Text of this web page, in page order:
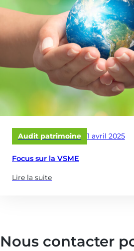
Audit patrimoine
Publié
le
1 avril 2025
Focus sur la VSME
Lire la suite
(à
sur
Nous contacter